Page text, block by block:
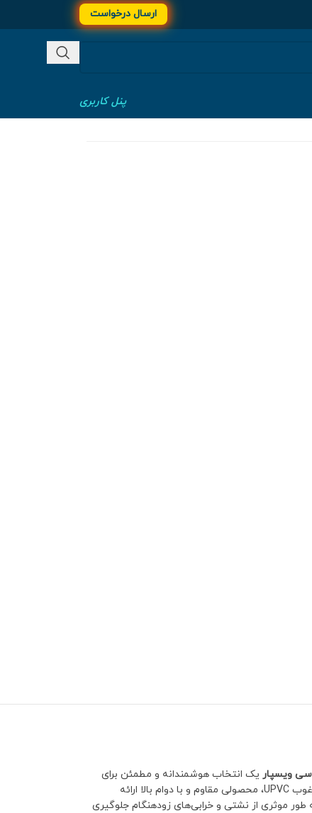
ارسال درخواست
پنل کاربری
ویسپار یک انتخاب هوشمندانه و مطمئن برای
شبکه‌های لوله‌کشی است. این اتصال حیاتی، جریان سیالات را در سه جهت متفاوت تقسیم می‌کند یا به هم می‌رساند. ویسپار با بهره‌گیری از مواد اولیه مرغوب UPVC، محصولی مقاوم و با دوام بالا ارائه
موثری از نشتی و خرابی‌های زودهنگام جلوگیری